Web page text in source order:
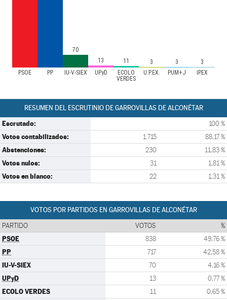
PSOE PP IU-V-SIEX UPyD
ECOLO
VERDES
U.P.EX. PUM+J IPEX
70
13
11 3 3 3
RESUMEN DEL ESCRUTINIO DE GARROVILLAS DE ALCONÉTAR
Escrutado: 100 %
Votos contabilizados: 1.715 88,17 %
Abstenciones: 230 11,83 %
Votos nulos: 31 1,81 %
Votos en blanco: 22 1,31 %
VOTOS POR PARTIDOS EN GARROVILLAS DE ALCONÉTAR
PARTIDO VOTOS %
PSOE 838 49,76 %
PP 717 42,58 %
IU-V-SIEX 70 4,16 %
UPyD 13 0,77 %
ECOLO VERDES 11 0,65 %